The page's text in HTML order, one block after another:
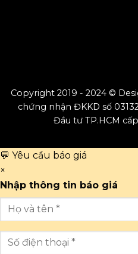
Copyright 2019 - 2024 ©
chứng nhận ĐKKD số
Đầu tư TP.HCM
💬 Yêu cầu báo giá
×
Nhập thông tin báo giá